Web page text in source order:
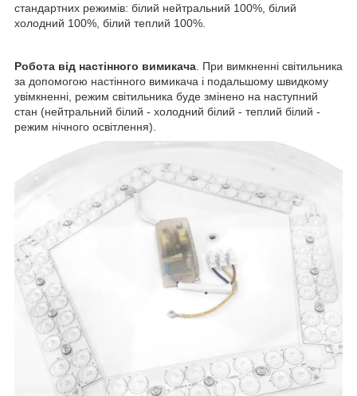
стандартних режимів: білий нейтральний 100%, білий
холодний 100%, білий теплий 100%.
Робота від настінного вимикача . При вимкненні світильника
за допомогою настінного вимикача і подальшому швидкому
увімкненні, режим світильника буде змінено на наступний
стан (нейтральний білий - холодний білий - теплий білий -
режим нічного освітлення).